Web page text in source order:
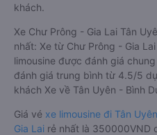
khách.
Xe Chư Prông - Gia Lai Tân
nhất: Xe từ Chư Prông - Gia
limousine được đánh giá
đánh giá trung bình từ 4.5/5
khách Xe về Tân Uyên - Bình
Giá vé xe limousine đi Tân
Gia Lai rẻ nhất là 350000VND